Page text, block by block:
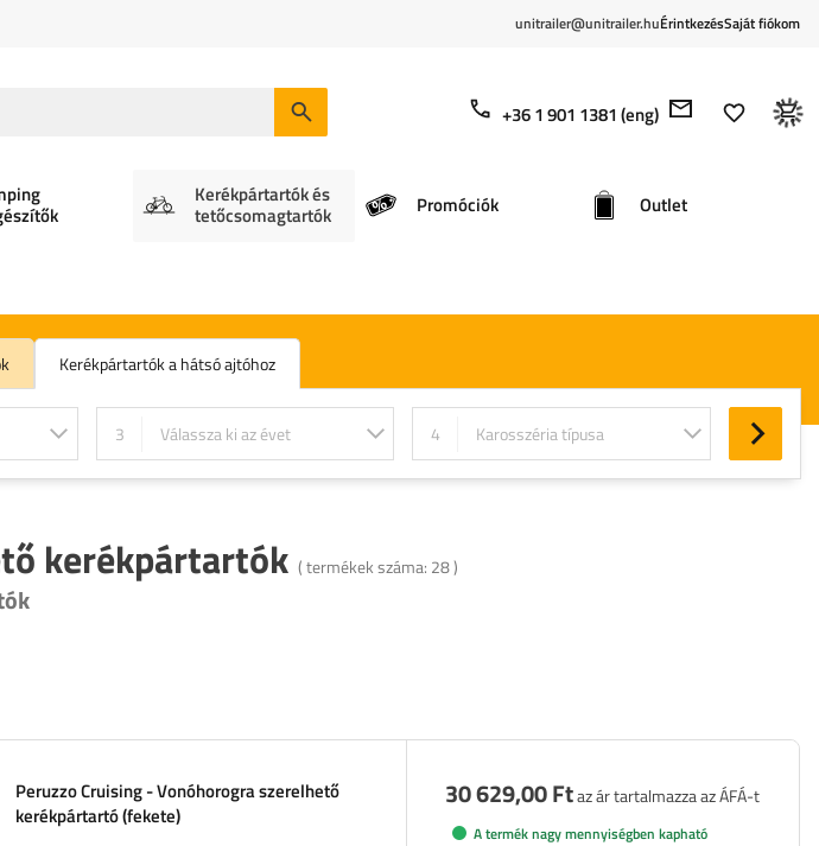
unitrailer@unitrailer.huÉrintkezésSaját fiókom
+36 1 901 1381 (eng)
Kerékpártartók és
tetőcsomagtartók Promóciók Outlet
Kerékpártartók a hátsó ajtóhoz
3 Válassza ki az évet 4 Karosszéria típusa
kerékpártartók ( termékek száma: 28)
Peruzzo Cruising - Vonóhorogra szerelhető
kerékpártartó (fekete)
30 629,00 Ftaz ár tartalmazza az ÁFÁ-t
A termék nagy mennyiségben kapható